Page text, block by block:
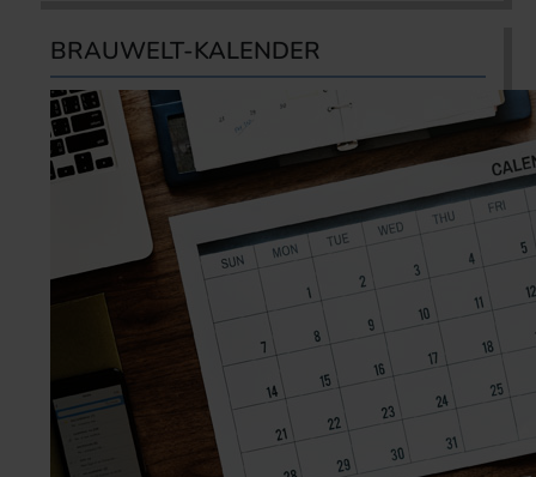
BRAUWELT-KALENDER